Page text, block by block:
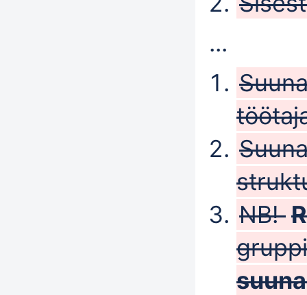
...
NB!